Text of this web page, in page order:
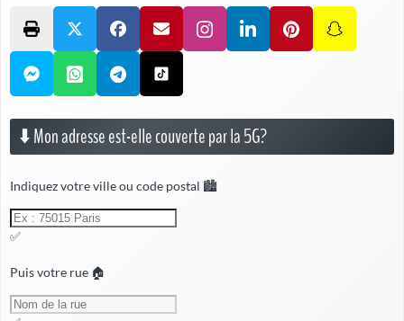
⬇️ Mon adresse est-elle couverte par la 5G?
Indiquez votre ville ou code postal 🏙️
✅
Puis votre rue 🏠